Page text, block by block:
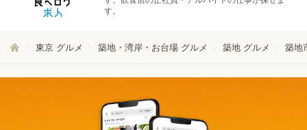
す。
東京 グルメ 築地・湾岸・お台場 グルメ 築地 グルメ 築地